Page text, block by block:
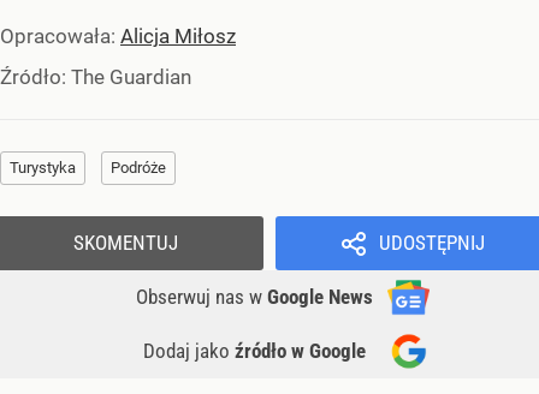
Opracowała: Alicja Miłosz
Źródło: The Guardian
Turystyka Podróże
UDOSTĘPNIJ
Obserwuj nas w Google News
Dodaj jako źródło w Google
SKOMENTUJ